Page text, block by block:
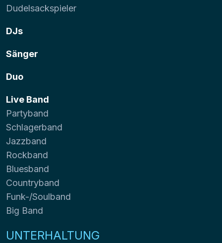
Dudelsackspieler
DJs
Sänger
Duo
Live Band
Partyband
Schlagerband
Jazzband
Rockband
Bluesband
Countryband
Funk-/Soulband
Big Band
UNTERHALTUNG